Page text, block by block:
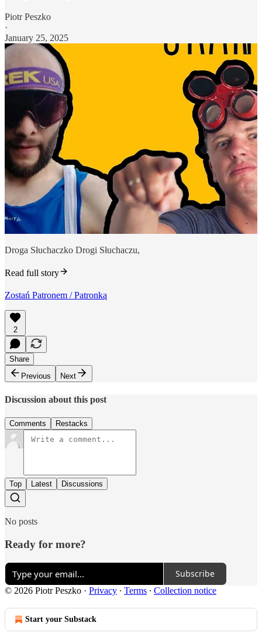
Piotr Peszko
·
January 25, 2025
Droga Słuchaczko Drogi Słuchaczu,
Read full story
Zostań Patronem / Patronką
2
Share
Previous
Next
Discussion about this post
Comments Restacks
Top Latest Discussions
No posts
Ready for more?
Subscribe
© 2026 Piotr Peszko · Privacy ∙ Terms ∙ Collection notice
Start your Substack